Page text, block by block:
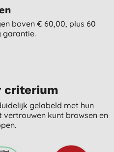
boven € 60,00, plus 60
garantie.
criterium
gelabeld met hun
kunt browsen en